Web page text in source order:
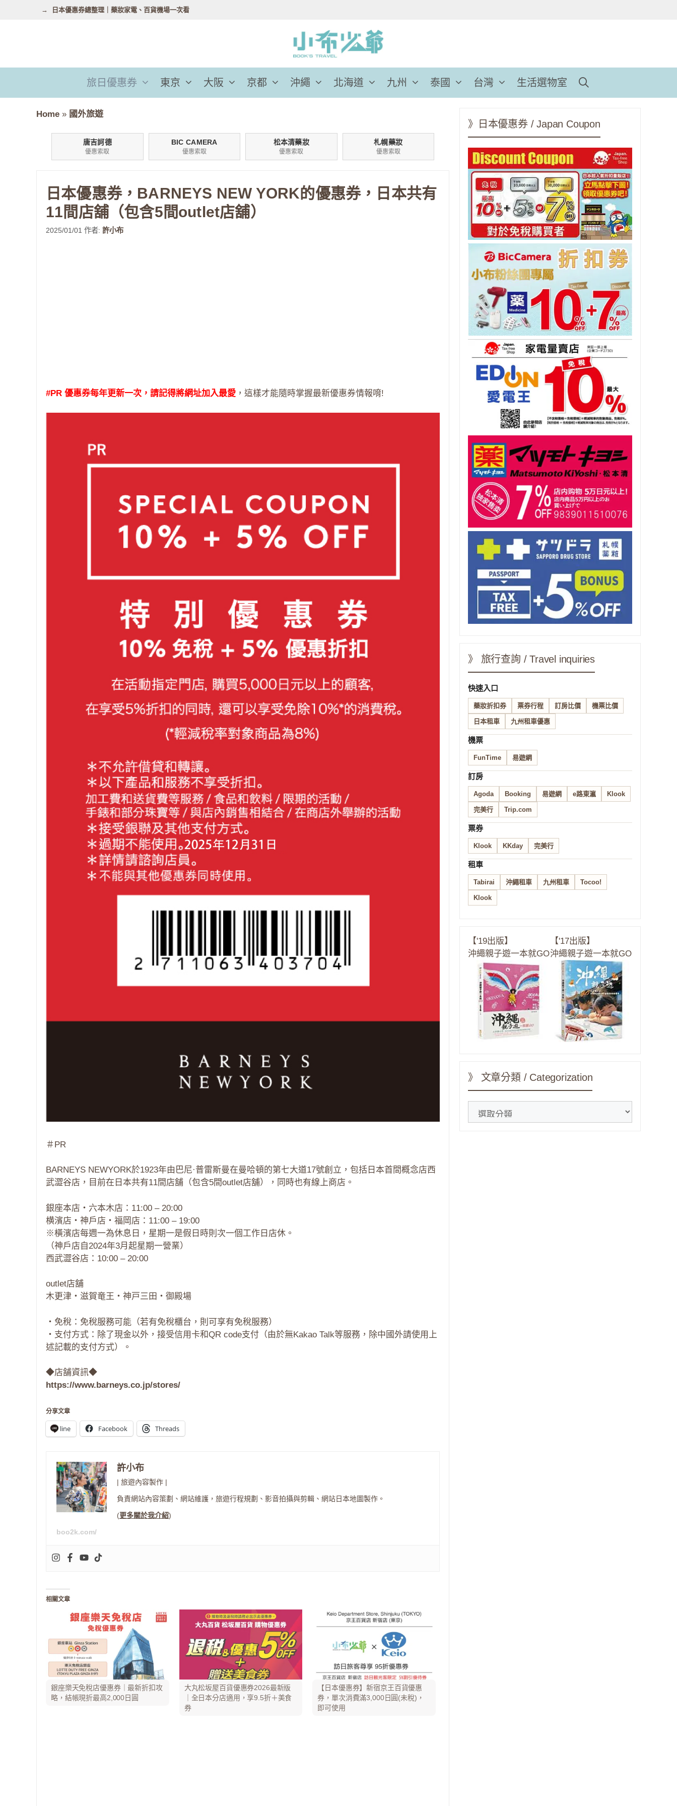
容
日本優惠券總整理｜藥妝家電、百貨機場一次看
旅日優惠券 東京 大阪 京都 沖繩 北海道 九州 泰國 台灣 生活選物室
Home » 國外旅遊
唐吉訶德
優惠索取
BIC CAMERA
優惠索取
松本清藥妝
優惠索取
札幌藥妝
優惠索取
日本優惠券，BARNEYS NEW YORK的優惠券，日本共有
11間店舖（包含5間outlet店舖）
2025/01/01 作者: 許小布
#PR 優惠券每年更新一次，請記得將網址加入最愛 ，這樣才能隨時掌握最新優惠券情報唷!
＃PR
BARNEYS NEWYORK於1923年由巴尼·普雷斯曼在曼哈頓的第七大道17號創立，包括日本首間概念店西
武澀谷店，目前在日本共有11間店舖（包含5間outlet店舖），同時也有線上商店。
銀座本店・六本木店：11:00 – 20:00
横濱店・神戶店・福岡店：11:00 – 19:00
※橫濱店每週一為休息日，星期一是假日時則次一個工作日店休。
（神戶店自2024年3月起星期一營業）
西武澀谷店：10:00 – 20:00
outlet店舖
木更津・滋賀竜王・神戸三田・御殿場
・免稅：免稅服務可能（若有免稅櫃台，則可享有免稅服務）
・支付方式：除了現金以外，接受信用卡和QR code支付（由於無Kakao Talk等服務，除中國外請使用上
述記載的支付方式）。
◆店舗資訊◆
https://www.barneys.co.jp/stores/
分享文章
line Facebook Threads
許小布
| 旅遊內容製作 |
負責網站內容策劃、網站維護，旅遊行程規劃、影音拍攝與剪輯、網站日本地圖製作。
(更多關於我介紹)
boo2k.com/
相關文章
銀座樂天免稅店優惠券｜最新折扣攻
略，結帳現折最高2,000日圓
大丸松坂屋百貨優惠券2026最新版
｜全日本分店適用，享9.5折＋美食
券
【日本優惠券】新宿京王百貨優惠
券，單次消費滿3,000日圓(未稅)，
即可使用
》日本優惠券 / Japan Coupon
》 旅行查詢 / Travel inquiries
快速入口
藥妝折扣券 票券行程 訂房比價 機票比價
日本租車 九州租車優惠
機票
FunTime 易遊網
訂房
Agoda Booking 易遊網 e路東瀛 Klook
完美行 Trip.com
票券
Klook KKday 完美行
租車
Tabirai 沖繩租車 九州租車 Tocoo!
Klook
【'19出版】
沖繩親子遊一本就GO
【'17出版】
沖繩親子遊一本就GO
》 文章分類 / Categorization